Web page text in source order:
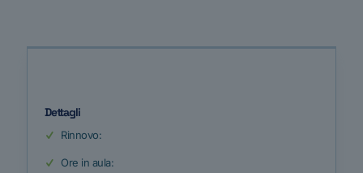
Dettagli
Rinnovo:
Ore in aula: